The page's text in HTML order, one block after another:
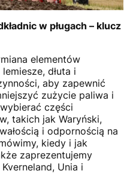
w pługach – klucz
elementów
dłuta i
aby zapewnić
zużycie paliwa i
części
takich jak Waryński,
i odpornością na
kiedy i jak
zaprezentujemy
Unia i